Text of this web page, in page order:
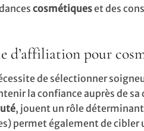
cosmétiqueset des
pour
de sélectionner
la confiance auprès de sa
, jouent un rôle
permet également de cibler